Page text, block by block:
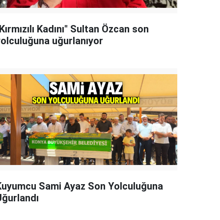
Kadını" Sultan Özcan son
uğurlanıyor
Sami Ayaz Son Yolculuğuna